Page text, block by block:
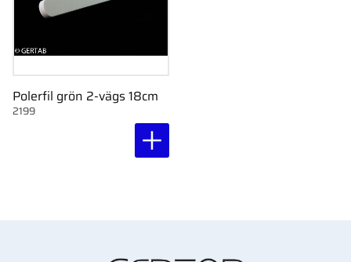
Polerfil grön 2-vägs 18cm
2199